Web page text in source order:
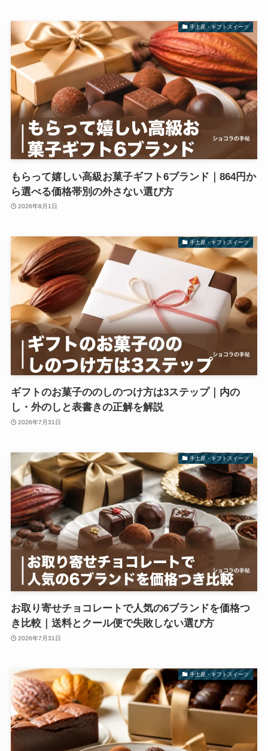
手土産・ギフトスイーツ
もらって嬉しい高級お菓子ギフト6ブランド｜864円か
ら選べる価格帯別の外さない選び方
2026年8月1日
手土産・ギフトスイーツ
ギフトのお菓子ののしのつけ方は3ステップ｜内の
し・外のしと表書きの正解を解説
2026年7月31日
手土産・ギフトスイーツ
お取り寄せチョコレートで人気の6ブランドを価格つ
き比較｜送料とクール便で失敗しない選び方
2026年7月31日
手土産・ギフトスイーツ